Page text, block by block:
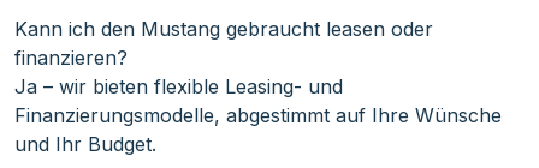
Kann ich den Mustang gebraucht leasen oder
finanzieren?
Ja – wir bieten flexible Leasing- und
Finanzierungsmodelle, abgestimmt auf Ihre Wünsche
und Ihr Budget.